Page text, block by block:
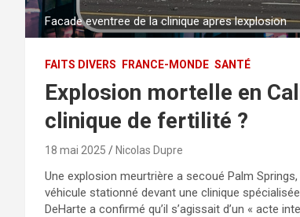
Facade eventree de la clinique apres lexplosion
FAITS DIVERS FRANCE-MONDE SANTÉ
Explosion mortelle en
clinique de fertilité ?
18 mai 2025 Nicolas Dupre
Une explosion meurtrière a secoué Palm
véhicule stationné devant une clinique
DeHarte a confirmé qu’il s’agissait d’un « acte